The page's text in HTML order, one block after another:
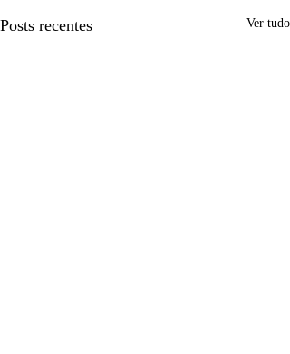
Posts recentes Ver tudo